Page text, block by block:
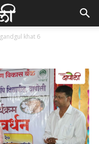
gandgul khat 6